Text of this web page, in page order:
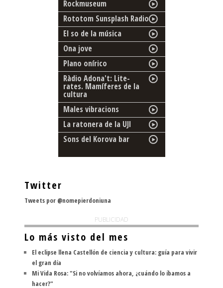
Rockmuseum
Rototom Sunsplash Radio
El so de la música
Ona jove
Plano onírico
Ràdio Adona't: Lite-
rates. Mamíferes de la
cultura
Males vibracions
La ratonera de la UJI
Sons del Korova bar
Twitter
Tweets por @nomepierdoniuna
PUBLICIDAD
Lo más visto del mes
El eclipse llena Castellón de ciencia y cultura: guía para vivir
el gran día
Mi Vida Rosa: "Si no volvíamos ahora, ¿cuándo lo íbamos a
hacer?"